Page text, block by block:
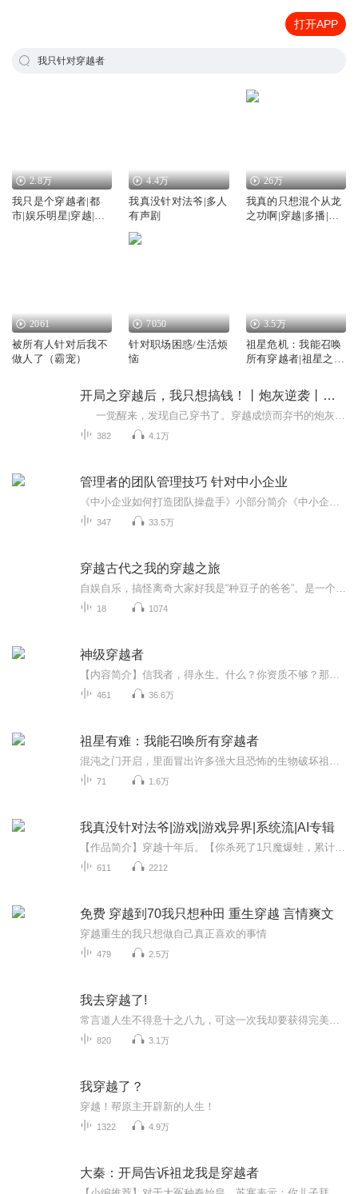
打开APP
我只针对穿越者
2.8万
我只是个穿越者|都
市|娱乐明星|穿越|AI
4.4万
我真没针对法爷|多人
有声剧
26万
我真的只想混个从龙
之功啊|穿越|多播|穿
2061
被所有人针对后我不
做人了（霸宠）
7050
针对职场困惑/生活烦
恼
3.5万
祖星危机：我能召唤
所有穿越者|祖星之万
开局之穿越后，我只想搞钱！丨炮灰逆袭丨女频穿越
382 4.1万
管理者的团队管理技巧 针对中小企业
347 33.5万
穿越古代之我的穿越之旅
18 1074
神级穿越者
461 36.6万
祖星有难：我能召唤所有穿越者
71 1.6万
我真没针对法爷|游戏|游戏异界|系统流|AI专辑
611 2212
免费 穿越到70我只想种田 重生穿越 言情爽文
穿越重生的我只想做自己真正喜欢的事情
479 2.5万
我去穿越了!
820 3.1万
我穿越了？
穿越！帮原主开辟新的人生！
1322 4.9万
大秦：开局告诉祖龙我是穿越者